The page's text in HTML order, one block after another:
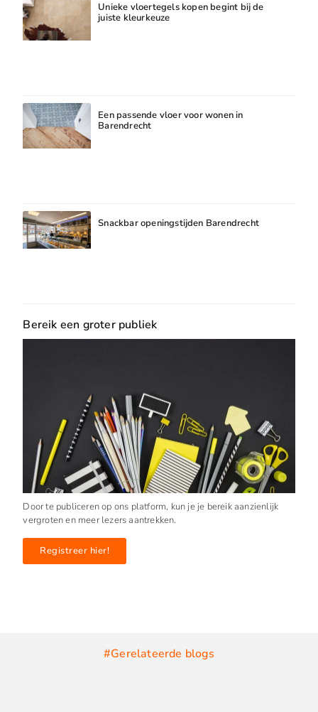
Unieke vloertegels kopen begint bij de
juiste kleurkeuze
Een passende vloer voor wonen in
Barendrecht
Snackbar openingstijden Barendrecht
Bereik een groter publiek
Door te publiceren op ons platform, kun je je bereik aanzienlijk
vergroten en meer lezers aantrekken.
Registreer hier!
#Gerelateerde blogs